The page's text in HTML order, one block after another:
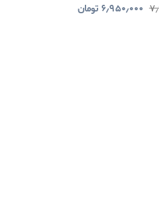
۶٫۹۵۰٫۰۰۰ تومان